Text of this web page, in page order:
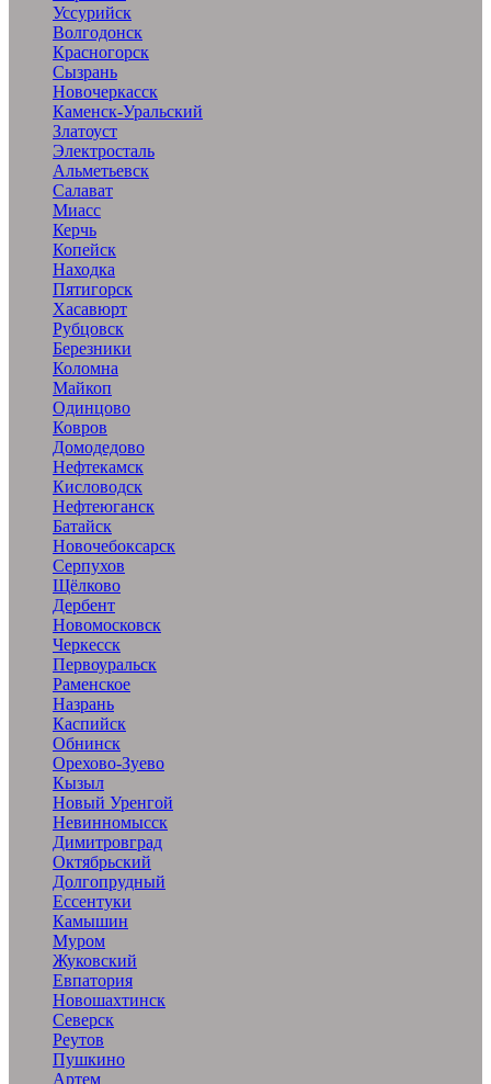
Уссурийск
Волгодонск
Красногорск
Сызрань
Новочеркасск
Каменск-Уральский
Златоуст
Электросталь
Альметьевск
Салават
Миасс
Керчь
Копейск
Находка
Пятигорск
Хасавюрт
Рубцовск
Березники
Коломна
Майкоп
Одинцово
Ковров
Домодедово
Нефтекамск
Кисловодск
Нефтеюганск
Батайск
Новочебоксарск
Серпухов
Щёлково
Дербент
Новомосковск
Черкесск
Первоуральск
Раменское
Назрань
Каспийск
Обнинск
Орехово-Зуево
Кызыл
Новый Уренгой
Невинномысск
Димитровград
Октябрьский
Долгопрудный
Ессентуки
Камышин
Муром
Жуковский
Евпатория
Новошахтинск
Северск
Реутов
Пушкино
Артем